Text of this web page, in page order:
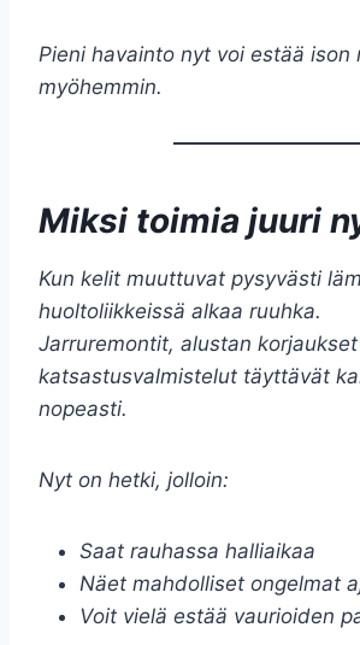
Pieni havainto nyt voi estää ison
myöhemmin.
Miksi toimia juuri
Kun kelit muuttuvat pysyvästi
huoltoliikkeissä alkaa ruuhka.
Jarruremontit, alustan
katsastusvalmistelut täyttävät
nopeasti.
Nyt on hetki, jolloin:
Saat rauhassa halliaikaa
Näet mahdolliset ongelmat
Voit vielä estää vaurioiden